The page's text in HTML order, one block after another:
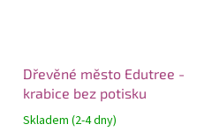
Dřevěné město Edutree -
krabice bez potisku
Skladem (2-4 dny)